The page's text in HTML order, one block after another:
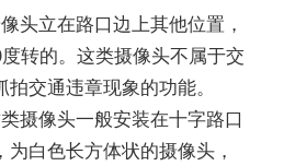
头立在路口边上其他位置，
转的。这类摄像头不属于交
交通违章现象的功能。
摄像头一般安装在十字路口
白色长方体状的摄像头，